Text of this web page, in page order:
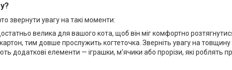
звернути увагу на такі моменти:
велика для вашого кота, щоб він міг комфортно розтягнутися
тим довше прослужить когтеточка. Зверніть увагу на товщину
додаткові елементи — іграшки, м'ячики або прорізи, які